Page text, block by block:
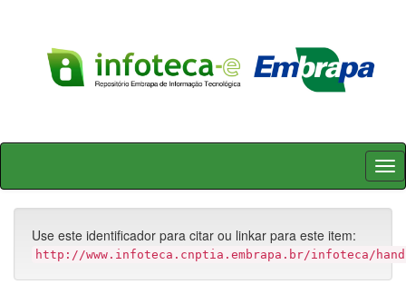
Skip
Use este identificador para citar ou linkar para este item:
http://www.infoteca.cnptia.embrapa.br/infoteca/